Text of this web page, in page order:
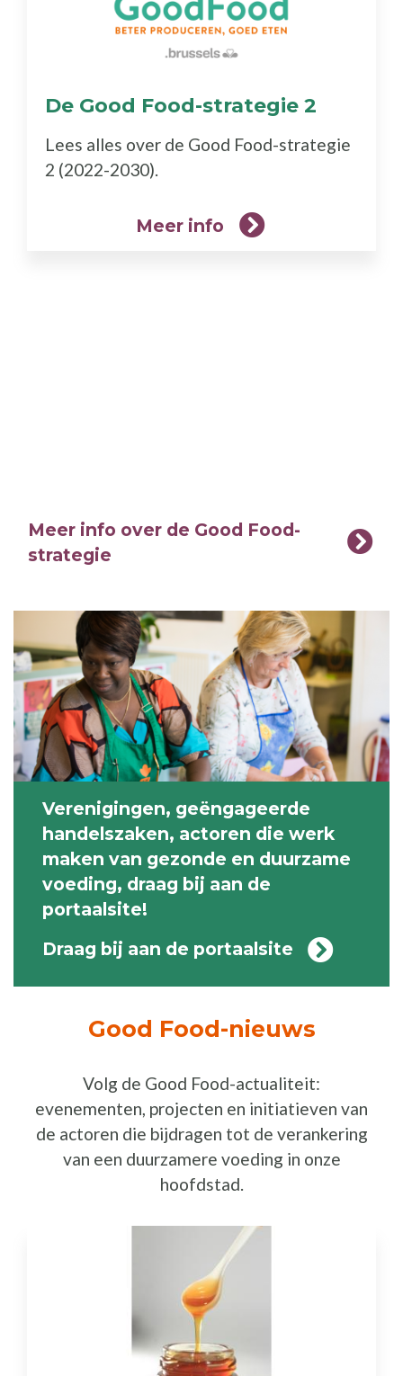
De Good Food-strategie 2
Lees alles over de Good Food-strategie
2 (2022-2030).
Meer info
Meer info over de Good Food-
strategie
Verenigingen, geëngageerde
handelszaken, actoren die werk
maken van gezonde en duurzame
voeding, draag bij aan de
portaalsite!
Draag bij aan de portaalsite
Good Food-nieuws
Volg de Good Food-actualiteit:
evenementen, projecten en initiatieven van
de actoren die bijdragen tot de verankering
van een duurzamere voeding in onze
hoofdstad.